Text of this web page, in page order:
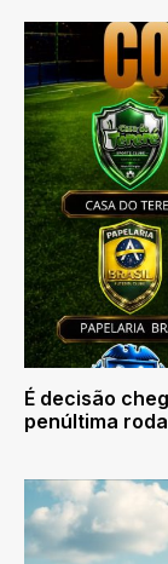
É decisão
penúltima